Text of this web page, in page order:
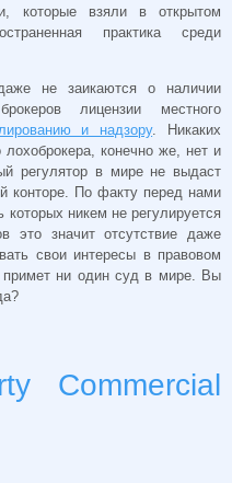
которые взяли в открытом
практика среди
не заикаются о наличии
лицензии местного
и надзору. Никаких
конечно же, нет и
регулятор в мире не выдаст
конторе. По факту перед нами
никем не регулируется
это значит отсутствие даже
свои интересы в правовом
примет ни один суд в мире. Вы
Commercial